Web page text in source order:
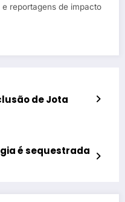
reportagens de impacto
de Jota
é sequestrada